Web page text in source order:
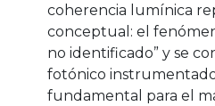
coherencia lumínica
conceptual: el
no identificado” y se
fotónico
fundamental para el